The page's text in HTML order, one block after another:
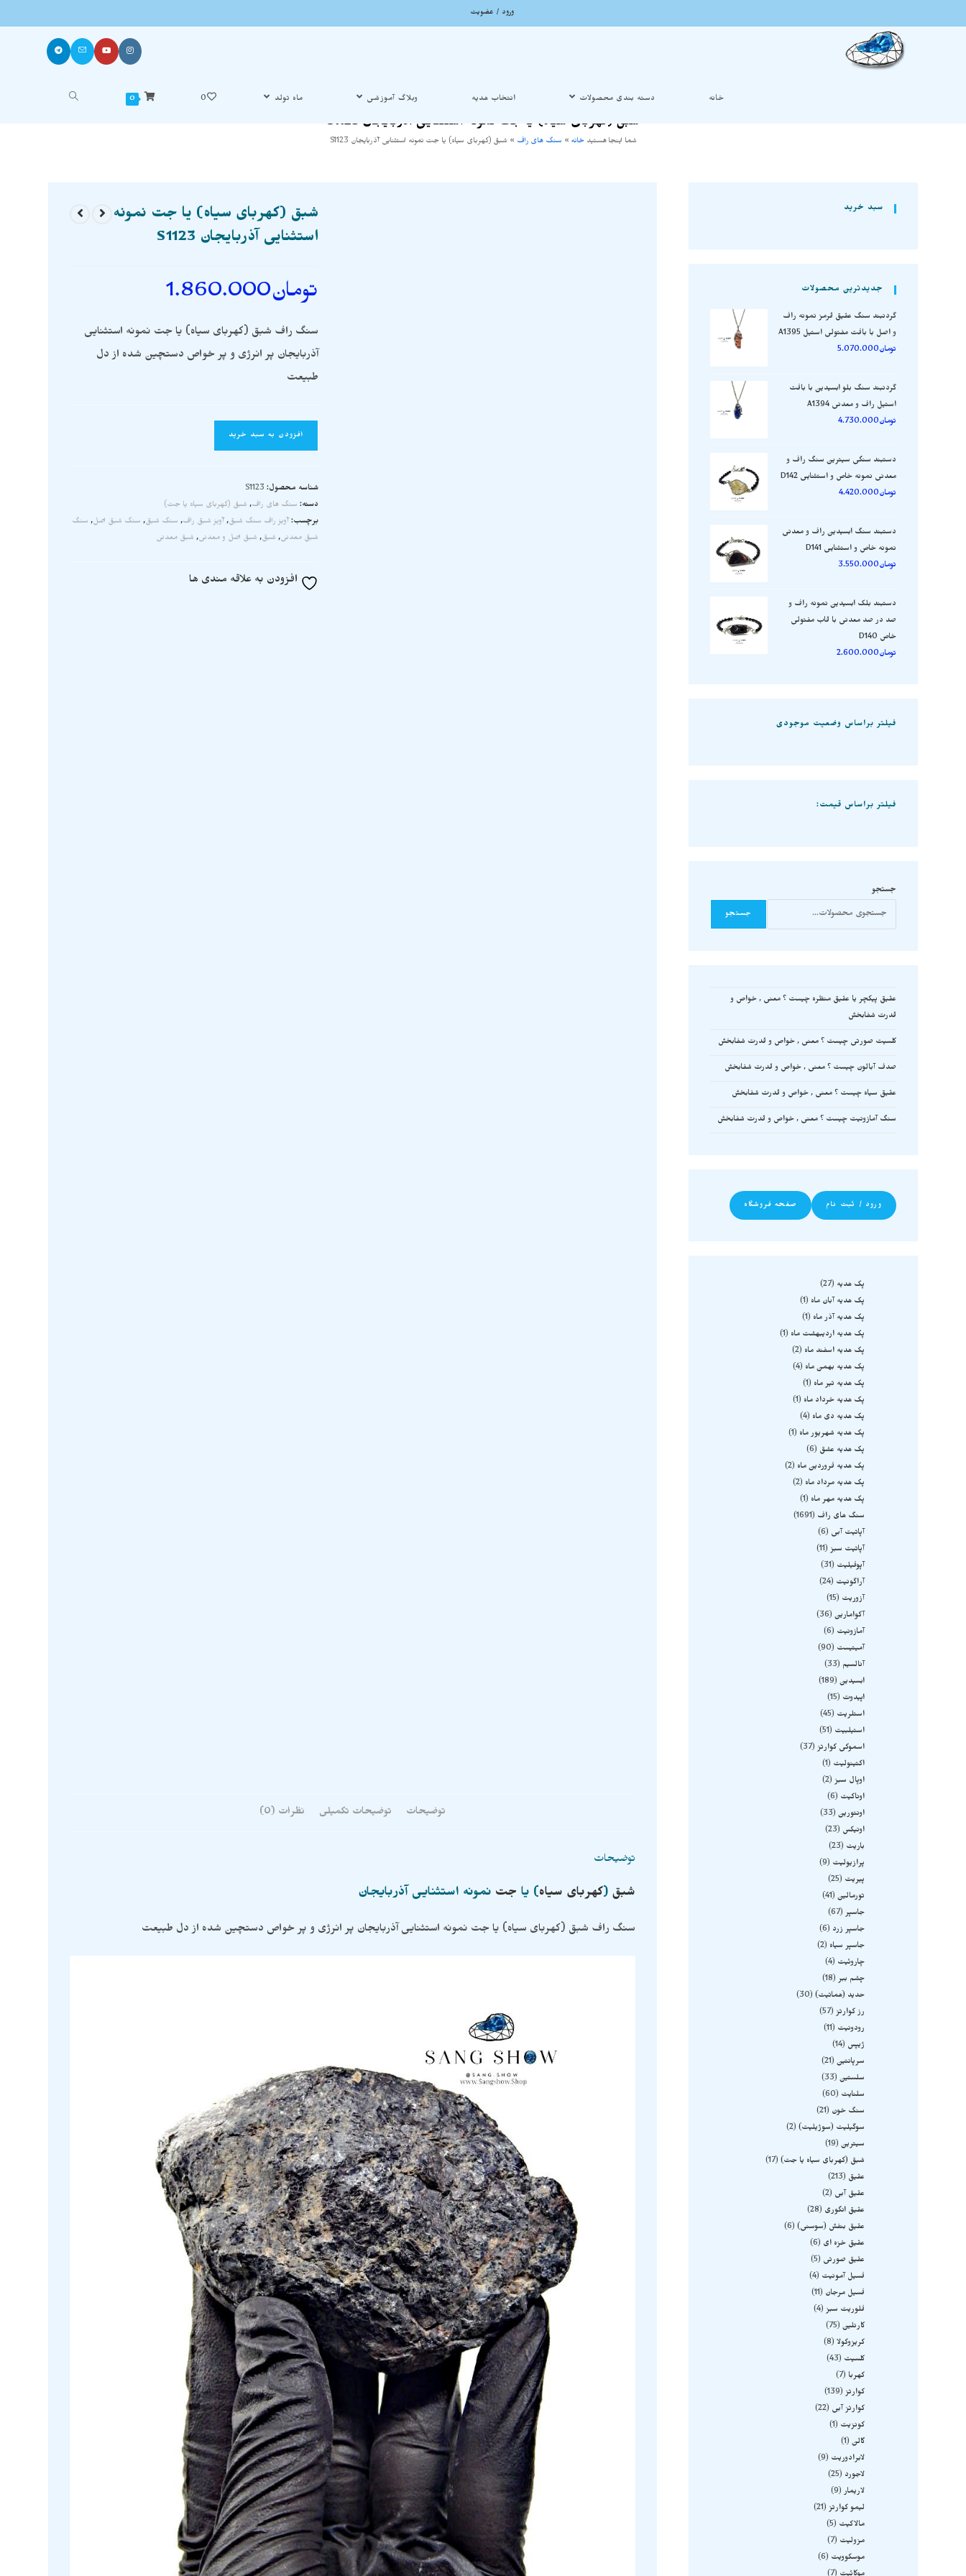
ورود / عضویت
خانه دسته بندی محصولات انتخاب هدیه وبلاگ آموزشی ماه تولد 0
0
شبق (کهربای سیاه) یا جت نمونه استثنایی آذربایجان S1123
شما اینجا هستید خانه » سنگ های راف » شبق (کهربای سیاه) یا جت نمونه استثنایی آذربایجان S1123
شبق (کهربای سیاه) یا جت نمونه
استثنایی آذربایجان S1123
تومان1.860.000
سنگ راف شبق (کهربای سیاه) یا جت نمونه استثنایی
آذربایجان پر انرژی و پر خواص دستچین شده از دل
طبیعت
افزودن به سبد خرید
شناسه محصول: S1123
دسته: سنگ های راف, شبق (کهربای سیاه یا جت)
برچسب: آویز راف سنگ شبق, آویز شبق راف, سنگ شبق, سنگ شبق اصل, سنگ
شبق معدنی, شبق, شبق اصل و معدنی, شبق معدنی
افزودن به علاقه مندی ها
توضیحات توضیحات تکمیلی نظرات (0)
توضیحات
شبق (کهربای سیاه) یا جت نمونه استثنایی آذربایجان
سنگ راف شبق (کهربای سیاه) یا جت نمونه استثنایی آذربایجان پر انرژی و پر خواص دستچین شده از دل طبیعت
سبد خرید
جدیدترین محصولات
گردنبند سنگ عقیق قرمز نمونه راف
و اصل با بافت مفتولی استیل A1395
تومان5.070.000
گردنبند سنگ بلو ابسیدین با بافت
استیل راف و معدنی A1394
تومان4.730.000
دستبند سنگی سیترین سنگ راف و
معدنی نمونه خاص و استثنایی D142
تومان4.420.000
دستبند سنگ ابسیدین راف و معدنی
نمونه خاص و استثنایی D141
تومان3.550.000
دستبند بلک ابسیدین نمونه راف و
صد در صد معدنی با قاب مفتولی
خاص D140
تومان2.600.000
فیلتر براساس وضعیت موجودی
فیلتر براساس قیمت:
جستجو
جستجو
عقیق پیکچر یا عقیق منظره چیست ؟ معنی , خواص و
قدرت شفابخش
کلسیت صورتی چیست ؟ معنی , خواص و قدرت شفابخش
صدف آبالون چیست ؟ معنی , خواص و قدرت شفابخش
عقیق سیاه چیست ؟ معنی , خواص و قدرت شفابخش
سنگ آمازونیت چیست ؟ معنی , خواص و قدرت شفابخش
ورود / ثبت نام صفحه فروشگاه
پک هدیه
27
پک هدیه آبان ماه
1
پک هدیه آذر ماه
1
پک هدیه اردیبهشت ماه
1
پک هدیه اسفند ماه
2
پک هدیه بهمن ماه
4
پک هدیه تیر ماه
1
پک هدیه خرداد ماه
1
پک هدیه دی ماه
4
پک هدیه شهریور ماه
1
پک هدیه عشق
6
پک هدیه فروردین ماه
2
پک هدیه مرداد ماه
2
پک هدیه مهر ماه
1
سنگ های راف
1691
آپاتیت آبی
6
آپاتیت سبز 11
آپوفیلیت
31
آراگونیت
24
آزوریت
15
آکوامارین 36
آمازونیت
6
آمیتیست
90
آنالسیم
33
ابسیدین 189
اپیدوت
15
استلریت
45
استیلبیت
51
اسموکی کوارتز 37
اکتینولیت
1
اوپال سبز 2
اوناکیت
6
اونتورین 33
اونیکس
23
باریت
23
پرازیولیت
9
پیریت
25
تورمالین 41
جاسپر 67
جاسپر زرد
6
جاسپر سیاه
2
چاروئیت
4
چشم ببر 18
حدید (هماتیت) 30
رز کوارتز 57
رودونیت
11
ژیپس
14
سرپانتین 21
سلستین 33
سلنایت
60
سنگ خون
21
سوگیلیت (سوژیلیت) 2
سیترین 19
شبق (کهربای سیاه یا جت) 17
عقیق
213
عقیق آبی
2
عقیق انگوری
28
عقیق بنفش (سوسنی) 6
عقیق خزه ای
6
عقیق صورتی
5
فسیل آمونیت
4
فسیل مرجان
11
فلوریت سبز 4
کارنلین 75
کریزوکولا 8
کلسیت
43
کهربا
7
کوارتز 139
کوارتز آبی
22
کونزیت
1
گالن 1
لابرادوریت
9
لاجورد
25
لاریمار 9
لیمو کوارتز 21
مالاکیت
5
مزولیت
7
موسکوویت
6